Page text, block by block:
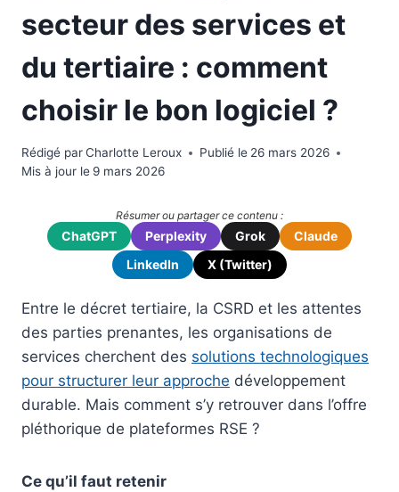
secteur des services et
du tertiaire : comment
choisir le bon logiciel ?
Rédigé parCharlotte Leroux Publié le 26 mars 2026
Mis à jour le 9 mars 2026
Résumer ou partager ce contenu :
ChatGPT Perplexity Grok
Claude
LinkedIn
X (Twitter)
Entre le décret tertiaire, la CSRD et les attentes
des parties prenantes, les organisations de
services cherchent des solutions technologiques
pour structurer leur approche développement
durable. Mais comment s’y retrouver dans l’offre
pléthorique de plateformes RSE ?
Ce qu’il faut retenir